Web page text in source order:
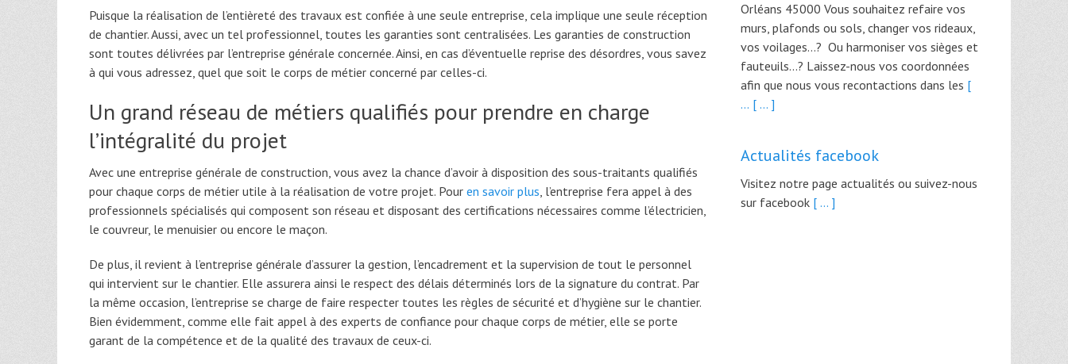
Puisque la réalisation de l’entièreté des travaux est confiée à une seule entreprise, cela implique une seule réception
de chantier. Aussi, avec un tel professionnel, toutes les garanties sont centralisées. Les garanties de construction
sont toutes délivrées par l’entreprise générale concernée. Ainsi, en cas d’éventuelle reprise des désordres, vous savez
à qui vous adressez, quel que soit le corps de métier concerné par celles-ci.
Un grand réseau de métiers qualifiés pour prendre en charge
l’intégralité du projet
Avec une entreprise générale de construction, vous avez la chance d’avoir à disposition des sous-traitants qualifiés
pour chaque corps de métier utile à la réalisation de votre projet. Pour en savoir plus, l’entreprise fera appel à des
professionnels spécialisés qui composent son réseau et disposant des certifications nécessaires comme l’électricien,
le couvreur, le menuisier ou encore le maçon.
De plus, il revient à l’entreprise générale d’assurer la gestion, l’encadrement et la supervision de tout le personnel
qui intervient sur le chantier. Elle assurera ainsi le respect des délais déterminés lors de la signature du contrat. Par
la même occasion, l’entreprise se charge de faire respecter toutes les règles de sécurité et d’hygiène sur le chantier.
Bien évidemment, comme elle fait appel à des experts de confiance pour chaque corps de métier, elle se porte
garant de la compétence et de la qualité des travaux de ceux-ci.
Orléans 45000 Vous souhaitez refaire vos
murs, plafonds ou sols, changer vos rideaux,
vos voilages…? Ou harmoniser vos sièges et
fauteuils…? Laissez-nous vos coordonnées
afin que nous vous recontactions dans les [
... [ ... ]
Actualités facebook
Visitez notre page actualités ou suivez-nous
sur facebook [ ... ]